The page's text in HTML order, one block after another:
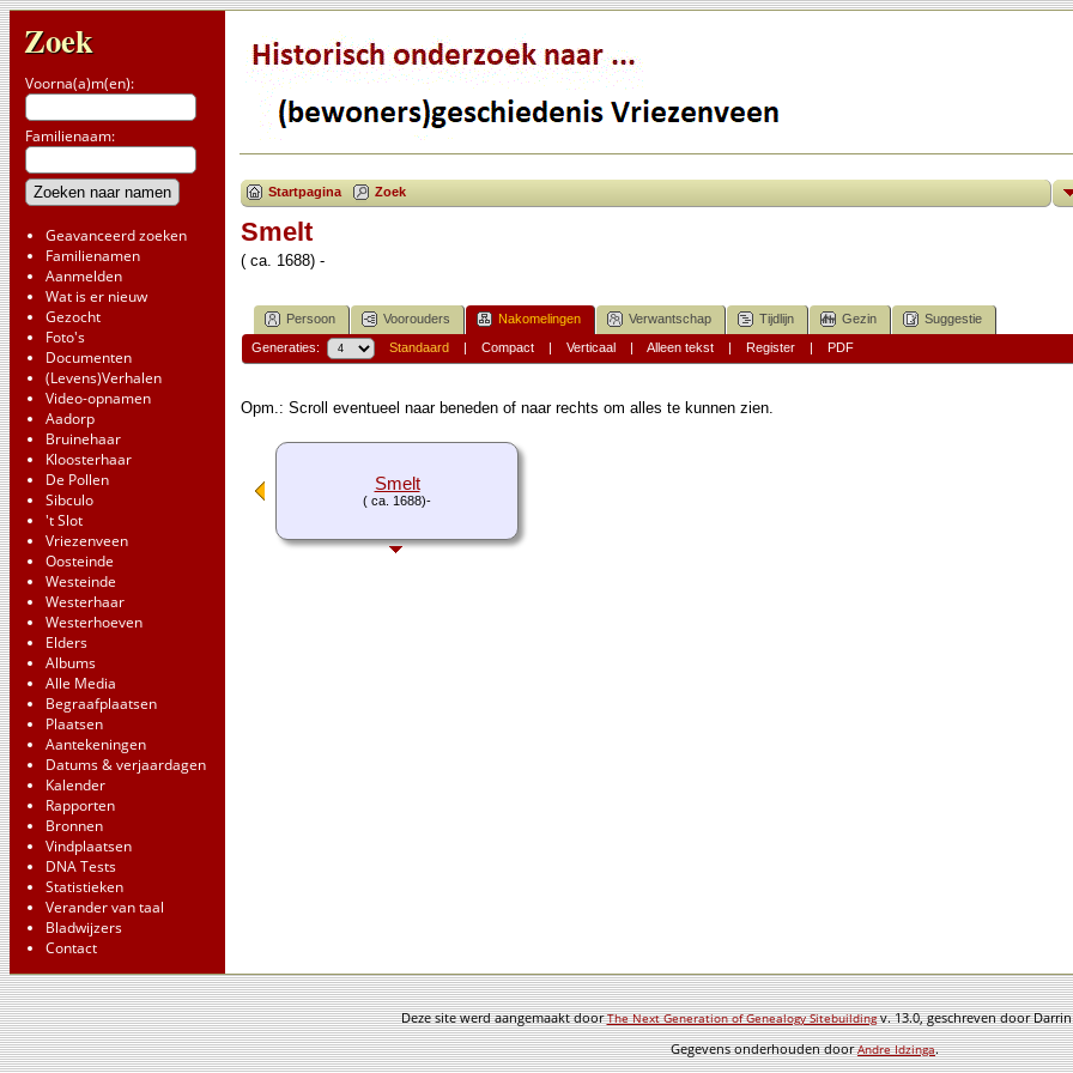
Zoek
Voorna(a)m(en):
Familienaam:
Geavanceerd zoeken
Familienamen
Aanmelden
Wat is er nieuw
Gezocht
Foto's
Documenten
(Levens)Verhalen
Video-opnamen
Aadorp
Bruinehaar
Kloosterhaar
De Pollen
Sibculo
't Slot
Vriezenveen
Oosteinde
Westeinde
Westerhaar
Westerhoeven
Elders
Albums
Alle Media
Begraafplaatsen
Plaatsen
Aantekeningen
Datums & verjaardagen
Kalender
Rapporten
Bronnen
Vindplaatsen
DNA Tests
Statistieken
Verander van taal
Bladwijzers
Contact
Startpagina Zoek
Smelt
( ca. 1688) -
Persoon Voorouders Nakomelingen Verwantschap Tijdlijn Gezin Suggestie
Generaties: Standaard| Compact| Verticaal| Alleen tekst| Register| PDF
Opm.: Scroll eventueel naar beneden of naar rechts om alles te kunnen zien.
Smelt
( ca. 1688)-
Deze site werd aangemaakt doorThe Next Generation of Genealogy Sitebuildingv. 13.0, geschreven door
Gegevens onderhouden doorAndre Idzinga.